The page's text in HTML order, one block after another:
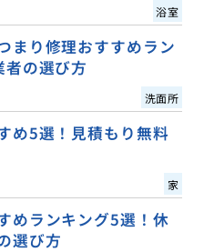
浴室
まり修理おすすめラン
の選び方
洗面所
め5選！見積もり無料
家
めランキング5選！休
選び方